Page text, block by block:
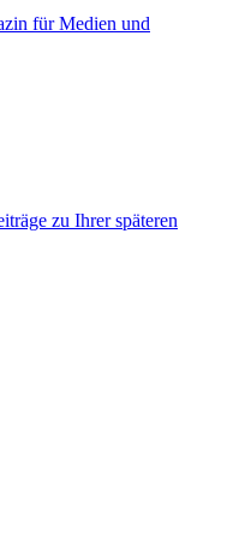
zu Ihrer späteren